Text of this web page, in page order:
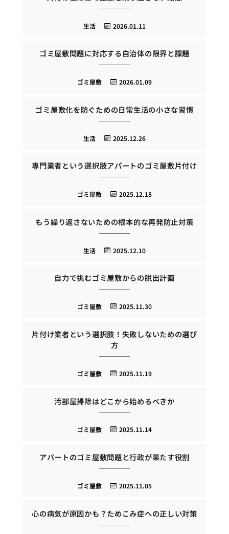
2026.01.11
生活
ゴミ屋敷問題に対応する自治体の限界と課題
2026.01.09
ゴミ屋敷
ゴミ屋敷化を防ぐための日常生活の小さな習慣
2025.12.26
生活
専門業者という選択肢アパートのゴミ屋敷片付け
2025.12.18
ゴミ屋敷
もう繰り返さないための根本的な再発防止対策
2025.12.10
生活
自力で挑むゴミ屋敷からの脱出計画
2025.11.30
ゴミ屋敷
片付け業者という選択肢！失敗しないための選び
方
2025.11.19
ゴミ屋敷
汚部屋掃除はどこから始めるべきか
2025.11.14
ゴミ屋敷
アパートのゴミ屋敷問題と行政が果たす役割
2025.11.05
ゴミ屋敷
心の病気が原因かも？ためこみ症への正しい対策